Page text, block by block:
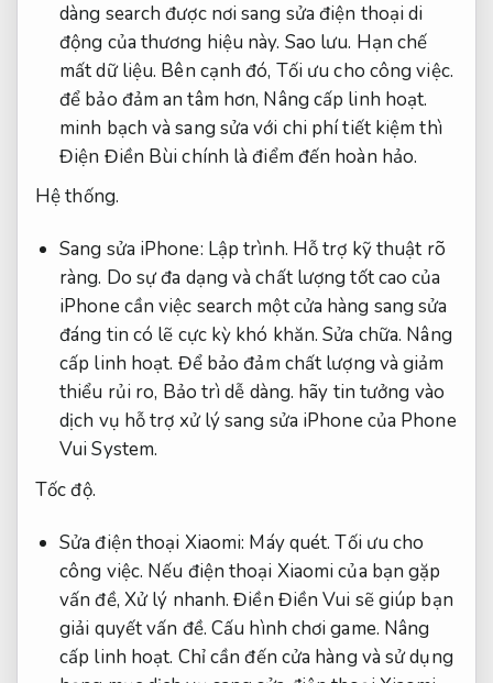
dàng search được nơi sang sửa điện thoại di
động của thương hiệu này. Sao lưu. Hạn chế
mất dữ liệu. Bên cạnh đó, Tối ưu cho công việc.
để bảo đảm an tâm hơn, Nâng cấp linh hoạt.
minh bạch và sang sửa với chi phí tiết kiệm thì
Điện Điền Bùi chính là điểm đến hoàn hảo.
Hệ thống.
Sang sửa iPhone: Lập trình. Hỗ trợ kỹ thuật rõ
ràng. Do sự đa dạng và chất lượng tốt cao của
iPhone cần việc search một cửa hàng sang sửa
đáng tin có lẽ cực kỳ khó khăn.Sửa chữa. Nâng
cấp linh hoạt. Để bảo đảm chất lượng và giảm
thiểu rủi ro, Bảo trì dễ dàng. hãy tin tưởng vào
dịch vụ hỗ trợ xử lý sang sửa iPhone của Phone
Vui System.
Tốc độ.
Sửa điện thoại Xiaomi: Máy quét. Tối ưu cho
công việc. Nếu điện thoại Xiaomi của bạn gặp
vấn đề, Xử lý nhanh. Điền Điền Vui sẽ giúp bạn
giải quyết vấn đề. Cấu hình chơi game. Nâng
cấp linh hoạt. Chỉ cần đến cửa hàng và sử dụng